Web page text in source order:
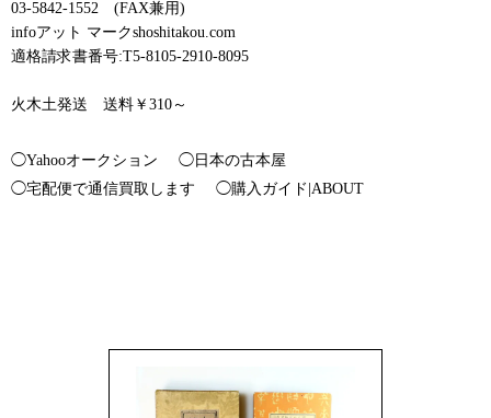
03-5842-1552 (FAX兼用)
infoアット マークshoshitakou.com
適格請求書番号:T5-8105-2910-8095
火木土発送 送料￥310～
◯Yahooオークション
◯日本の古本屋
◯宅配便で通信買取します
◯購入ガイド|ABOUT